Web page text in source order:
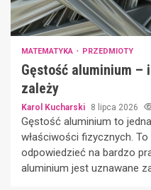
MATEMATYKA PRZEDMIOTY
Gęstość aluminium –
zależy
Karol Kucharski 8 lipca 2026
Gęstość aluminium to
właściwości fizycznych.
odpowiedzieć na bardzo
aluminium jest uznawane